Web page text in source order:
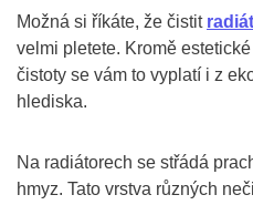
Možná si říkáte, že čistit
velmi pletete. Kromě
čistoty se vám to vyplatí i z
hlediska.
Na radiátorech se střádá
hmyz. Tato vrstva různých